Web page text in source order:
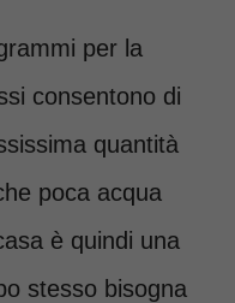
per la
consentono di
quantità
poca acqua
è quindi una
stesso bisogna